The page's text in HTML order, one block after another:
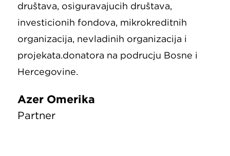
društava, osiguravajućih društava,
investicionih fondova, mikrokreditnih
organizacija, nevladinih organizacija i
projekata.donatora na području Bosne i
Hercegovine.
Azer Omerika
Partner